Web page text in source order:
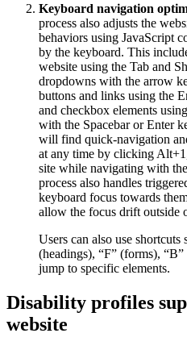
Keyboard navigation
process also adjusts the
behaviors using JavaScript
by the keyboard. This
website using the Tab and
dropdowns with the arrow
buttons and links using the
and checkbox elements
with the Spacebar or Enter
will find quick-navigation
at any time by clicking
site while navigating with
process also handles
keyboard focus towards
allow the focus drift outside
Users can also use shortcuts
(headings), “F” (forms),
jump to specific elements.
Disability profiles
website